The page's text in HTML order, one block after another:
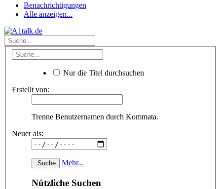
Benachrichtigungen
Alle anzeigen...
Nur die Titel durchsuchen
Erstellt von:
Trenne Benutzernamen durch Kommata.
Neuer als:
Mehr...
Nützliche Suchen